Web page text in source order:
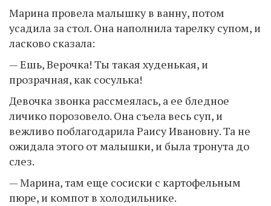
Марина провела малышку в ванну, потом
усадила за стол. Она наполнила тарелку супом, и
ласково сказала:
— Ешь, Верочка! Ты такая худенькая, и
прозрачная, как сосулька!
Девочка звонка рассмеялась, а ее бледное
личико порозовело. Она съела весь суп, и
вежливо поблагодарила Раису Ивановну. Та не
ожидала этого от малышки, и была тронута до
слез.
— Марина, там еще сосиски с картофельным
пюре, и компот в холодильнике.